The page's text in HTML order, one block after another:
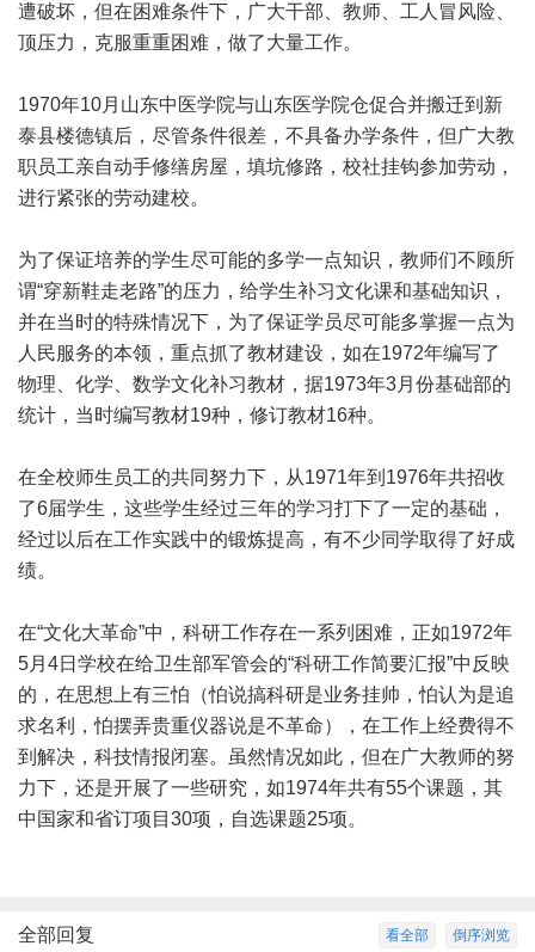
遭破坏，但在困难条件下，广大干部、教师、工人冒风险、
顶压力，克服重重困难，做了大量工作。
1970年10月山东中医学院与山东医学院仓促合并搬迁到新
泰县楼德镇后，尽管条件很差，不具备办学条件，但广大教
职员工亲自动手修缮房屋，填坑修路，校社挂钩参加劳动，
进行紧张的劳动建校。
为了保证培养的学生尽可能的多学一点知识，教师们不顾所
谓“穿新鞋走老路”的压力，给学生补习文化课和基础知识，
并在当时的特殊情况下，为了保证学员尽可能多掌握一点为
人民服务的本领，重点抓了教材建设，如在1972年编写了
物理、化学、数学文化补习教材，据1973年3月份基础部的
统计，当时编写教材19种，修订教材16种。
在全校师生员工的共同努力下，从1971年到1976年共招收
了6届学生，这些学生经过三年的学习打下了一定的基础，
经过以后在工作实践中的锻炼提高，有不少同学取得了好成
绩。
在“文化大革命”中，科研工作存在一系列困难，正如1972年
5月4日学校在给卫生部军管会的“科研工作简要汇报”中反映
的，在思想上有三怕（怕说搞科研是业务挂帅，怕认为是追
求名利，怕摆弄贵重仪器说是不革命），在工作上经费得不
到解决，科技情报闭塞。虽然情况如此，但在广大教师的努
力下，还是开展了一些研究，如1974年共有55个课题，其
中国家和省订项目30项，自选课题25项。
倒序浏览
看全部
全部回复